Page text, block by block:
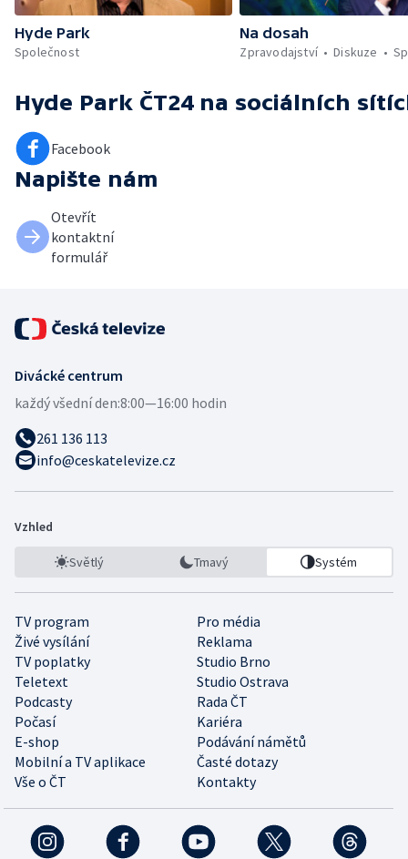
Hyde Park
Společnost
Na dosah
Zpravodajství
Diskuze
Hyde Park ČT24 na sociálních
Facebook
Napište nám
Otevřít
kontaktní
formulář
Divácké centrum
každý všední den:8:00—16:00 hodin
261 136 113
info@ceskatelevize.cz
Vzhled
Světlý Tmavý Systém
TV program
Pro média
Živé vysílání
Reklama
TV poplatky
Studio Brno
Teletext
Studio Ostrava
Podcasty
Rada ČT
Počasí
Kariéra
E-shop
Podávání námětů
Mobilní a TV aplikace
Časté dotazy
Vše o ČT
Kontakty